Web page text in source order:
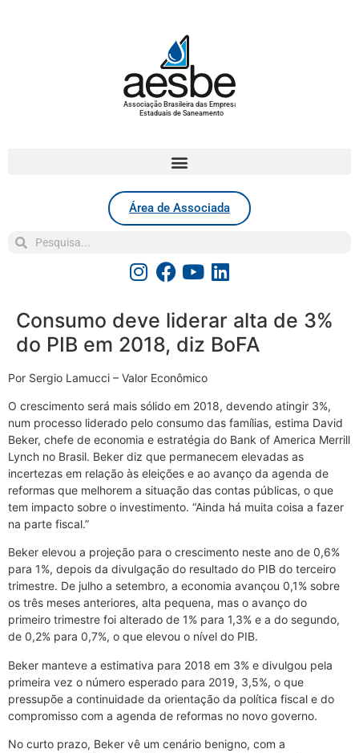
Associação Brasileira das Empresas
Estaduais de Saneamento
Área de Associada
Consumo deve liderar alta de 3%
do PIB em 2018, diz BoFA
Por Sergio Lamucci – Valor Econômico
O crescimento será mais sólido em 2018, devendo atingir 3%,
num processo liderado pelo consumo das famílias, estima David
Beker, chefe de economia e estratégia do Bank of America Merrill
Lynch no Brasil. Beker diz que permanecem elevadas as
incertezas em relação às eleições e ao avanço da agenda de
reformas que melhorem a situação das contas públicas, o que
tem impacto sobre o investimento. “Ainda há muita coisa a fazer
na parte fiscal.”
Beker elevou a projeção para o crescimento neste ano de 0,6%
para 1%, depois da divulgação do resultado do PIB do terceiro
trimestre. De julho a setembro, a economia avançou 0,1% sobre
os três meses anteriores, alta pequena, mas o avanço do
primeiro trimestre foi alterado de 1% para 1,3% e a do segundo,
de 0,2% para 0,7%, o que elevou o nível do PIB.
Beker manteve a estimativa para 2018 em 3% e divulgou pela
primeira vez o número esperado para 2019, 3,5%, o que
pressupõe a continuidade da orientação da política fiscal e do
compromisso com a agenda de reformas no novo governo.
No curto prazo, Beker vê um cenário benigno, com a